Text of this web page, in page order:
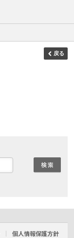
戻る
個人情報保護方針